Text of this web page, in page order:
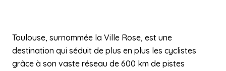
Toulouse, surnommée la Ville Rose, est une
destination qui séduit de plus en plus les cyclistes
grâce à son vaste réseau de 600 km de pistes